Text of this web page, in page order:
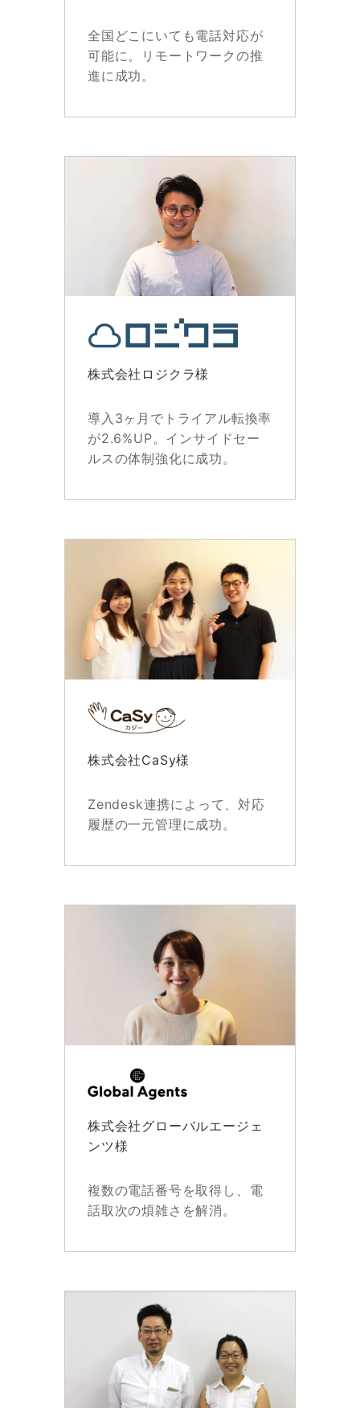
全国どこにいても電話対応が
可能に。リモートワークの推
進に成功。
株式会社ロジクラ様
導入3ヶ月でトライアル転換率
が2.6%UP。インサイドセー
ルスの体制強化に成功。
株式会社CaSy様
Zendesk連携によって、対応
履歴の一元管理に成功。
株式会社グローバルエージェ
ンツ様
複数の電話番号を取得し、電
話取次の煩雑さを解消。